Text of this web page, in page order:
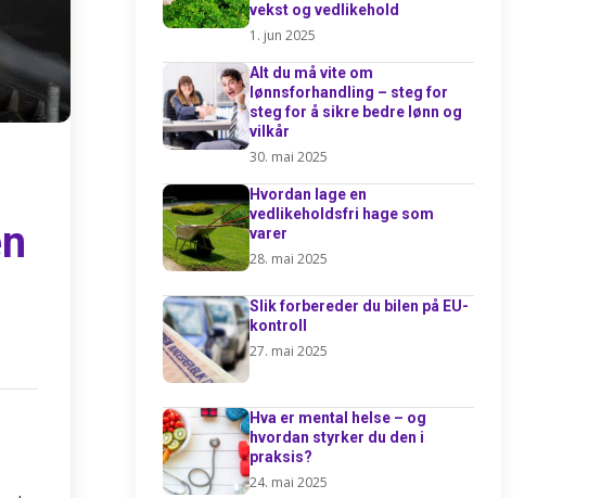
vekst og vedlikehold
1. jun 2025
Alt du må vite om
lønnsforhandling – steg for
steg for å sikre bedre lønn og
vilkår
30. mai 2025
Hvordan lage en
vedlikeholdsfri hage som
varer
28. mai 2025
Slik forbereder du bilen på EU-
kontroll
27. mai 2025
Hva er mental helse – og
hvordan styrker du den i
praksis?
24. mai 2025